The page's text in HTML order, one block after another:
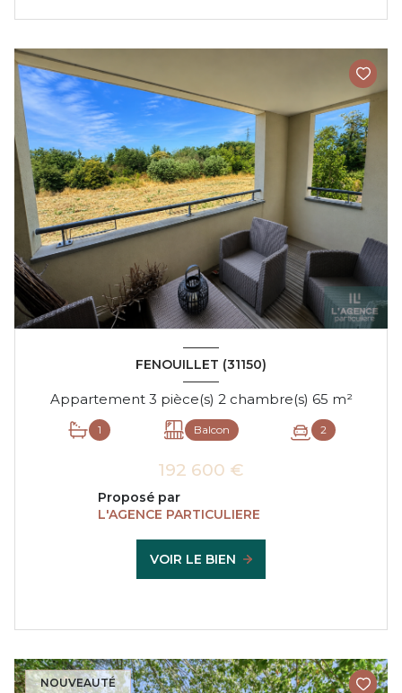
FENOUILLET (31150)
Appartement 3 pièce(s) 2 chambre(s) 65 m²
1 Balcon 2
192 600 €
Proposé par
L'AGENCE PARTICULIERE
VOIR LE BIEN
NOUVEAUTÉ